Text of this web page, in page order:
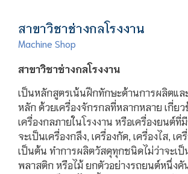
สาขาวิชาช่างกลโรงงาน
Machine Shop
สาขาวิชาช่างกลโรงงาน
เป็นหลักสูตรเน้นฝึกทักษะด้านการผลิตแล
หลัก ด้วยเครื่องจักรกลที่หลากหลาย เกี่ยว
เครื่องกลภายในโรงงาน หรือเครื่องยนต์ที่
จะเป็นเครื่องกลึง, เครื่องกัด, เครื่องไส, เค
เป็นต้น ทำการผลิตวัสดุทุกชนิดไม่ว่าจะเป็
พลาสติก หรือไม้ ยกตัวอย่างรถยนต์หนึ่งคั